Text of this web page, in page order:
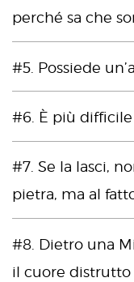
perché sa che
#5. Possiede
#6. È più
#7. Se la lasci,
pietra, ma al
#8. Dietro una
il cuore